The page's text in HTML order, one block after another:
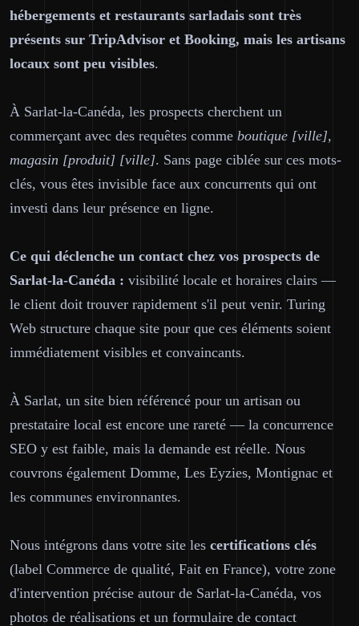
hébergements et restaurants sarladais sont très
présents sur TripAdvisor et Booking, mais les artisans
locaux sont peu visibles.
À Sarlat-la-Canéda, les prospects cherchent un
commerçant avec des requêtes comme boutique [ville],
magasin [produit] [ville]. Sans page ciblée sur ces mots-
clés, vous êtes invisible face aux concurrents qui ont
investi dans leur présence en ligne.
Ce qui déclenche un contact chez vos prospects de
Sarlat-la-Canéda : visibilité locale et horaires clairs —
le client doit trouver rapidement s'il peut venir. Turing
Web structure chaque site pour que ces éléments soient
immédiatement visibles et convaincants.
À Sarlat, un site bien référencé pour un artisan ou
prestataire local est encore une rareté — la concurrence
SEO y est faible, mais la demande est réelle. Nous
couvrons également Domme, Les Eyzies, Montignac et
les communes environnantes.
Nous intégrons dans votre site les certifications clés
(label Commerce de qualité, Fait en France), votre zone
d'intervention précise autour de Sarlat-la-Canéda, vos
photos de réalisations et un formulaire de contact